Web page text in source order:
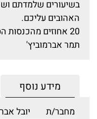
בשיעורים שלמדתם
האהובים עליכם.
20 אחוזים
תמר אברמוביץ'
מידע נוסף
מחבר/ת
יובל